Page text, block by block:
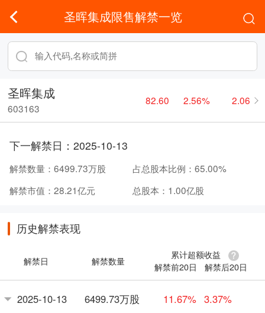
圣晖集成限售解禁一览
圣晖集成
603163
82.60 2.56% 2.06
下一解禁日： 2025-10-13
解禁数量： 6499.73万股 占总股本比例： 65.00%
解禁市值： 28.21亿元 总股本： 1.00亿股
历史解禁表现
解禁日 解禁数量
累计超额收益
解禁前20日
解禁后20日
2025-10-13 6499.73万股 11.67% 3.37%